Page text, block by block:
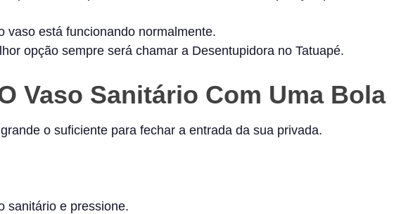
vaso está funcionando normalmente.
opção sempre será chamar a Desentupidora no Tatuapé.
Vaso Sanitário Com Uma Bola
o suficiente para fechar a entrada da sua privada.
sanitário e pressione.